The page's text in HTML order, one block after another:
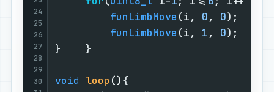
24
25
26
27
28
29
30
funLimbMove (i, 0, 0
funLimbMove (i, 1, 0
}
void loop ()